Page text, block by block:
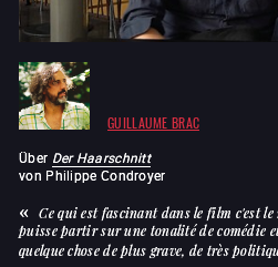
GUILLAUME BRAC
Über Der Haarschnitt
von Philippe Condroyer
Ce qui est fascinant dans le film c'est le
puisse partir sur une tonalité de comédie
quelque chose de plus grave, de très